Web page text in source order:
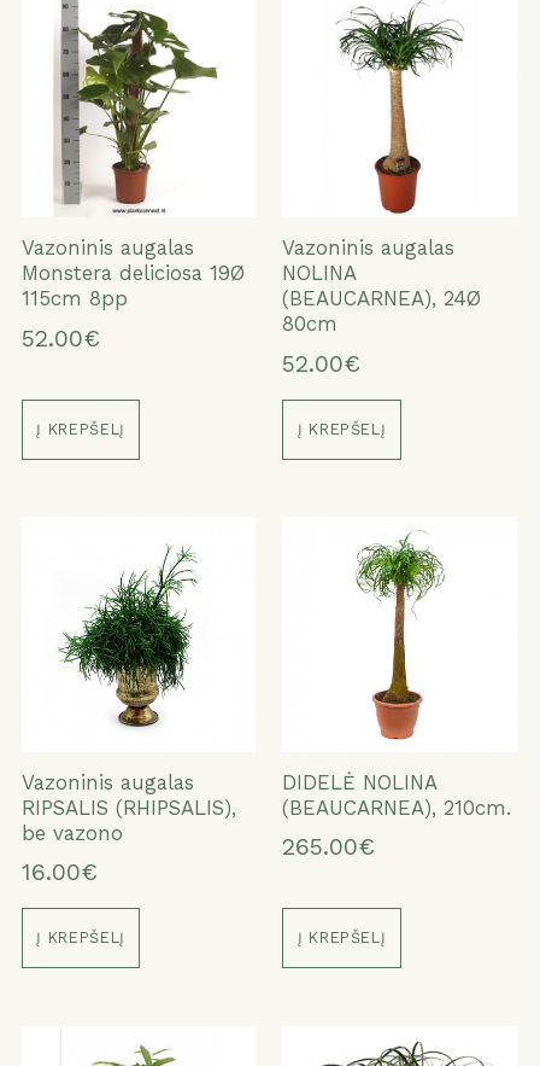
Vazoninis augalas
Monstera deliciosa 19Ø
115cm 8pp
52.00€
Į KREPŠELĮ
Vazoninis augalas
NOLINA
(BEAUCARNEA), 24Ø
80cm
52.00€
Į KREPŠELĮ
Vazoninis augalas
RIPSALIS (RHIPSALIS),
be vazono
16.00€
Į KREPŠELĮ
DIDELĖ NOLINA
(BEAUCARNEA), 210cm.
265.00€
Į KREPŠELĮ